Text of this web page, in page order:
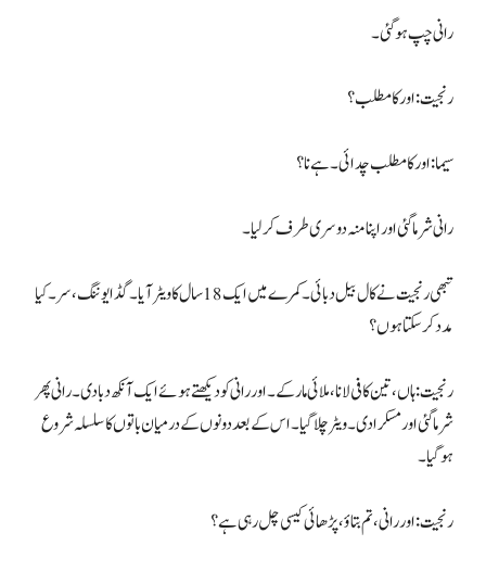
رانی چپ ہوگئی۔
رنجیت: اور کا مطلب؟
سیما: اور کا مطلب چدائی۔ ہے نا؟
رانی شرما گئی اور اپنا منہ دوسری طرف کرلیا۔
تبھی رنجیت نے کال بیل دبائی۔ کمرے میں ایک 18 سال کا ویٹر آیا۔ گڈ ایوننگ، سر۔ کیا
مدد کرسکتا ہوں؟
رنجیت: ہاں، تین کافی لانا، ملائی مار کے۔ اور رانی کو دیکھتے ہوئے ایک آنکھ دبا دی۔ رانی پھر
شرما گئی اور مسکرا دی۔ ویٹر چلا گیا۔ اس کے بعد دونوں کے درمیان باتوں کا سلسلہ شروع
ہوگیا۔
رنجیت: اور رانی، تم بتاؤ، پڑھائی کیسی چل رہی ہے؟